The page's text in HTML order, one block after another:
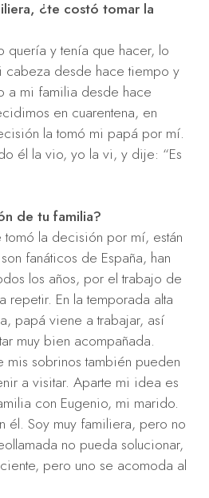
¿te costó tomar la
quería y tenía que hacer, lo
cabeza desde hace tiempo y
a mi familia desde hace
en cuarentena, en
la tomó mi papá por mí.
él la vio, yo la vi, y dije: “Es
de tu familia?
la decisión por mí, están
fanáticos de España, han
los años, por el trabajo de
repetir. En la temporada alta
papá viene a trabajar, así
muy bien acompañada.
mis sobrinos también pueden
a visitar. Aparte mi idea es
con Eugenio, mi marido.
él. Soy muy familiera, pero no
no pueda solucionar,
pero uno se acomoda al